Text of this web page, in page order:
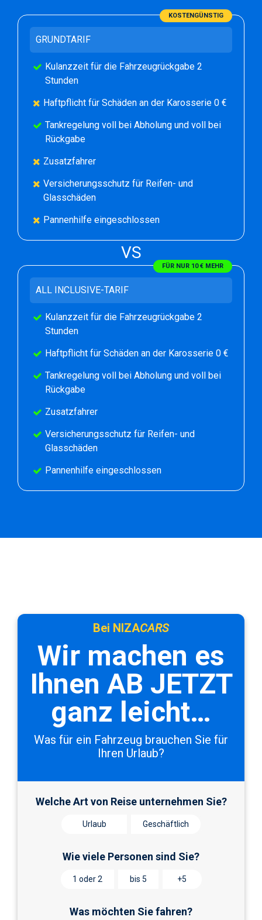
KOSTENGÜNSTIG
GRUNDTARIF
Kulanzzeit für die Fahrzeugrückgabe 2
Stunden
Haftpflicht für Schäden an der Karosserie 0 €
Tankregelung voll bei Abholung und voll bei
Rückgabe
Zusatzfahrer
Versicherungsschutz für Reifen- und
Glasschäden
Pannenhilfe eingeschlossen
VS
FÜR NUR 10 € MEHR
ALL INCLUSIVE-TARIF
Kulanzzeit für die Fahrzeugrückgabe 2
Stunden
Haftpflicht für Schäden an der Karosserie 0 €
Tankregelung voll bei Abholung und voll bei
Rückgabe
Zusatzfahrer
Versicherungsschutz für Reifen- und
Glasschäden
Pannenhilfe eingeschlossen
Bei NIZACARS
Wir machen es
Ihnen AB JETZT
ganz leicht…
Was für ein Fahrzeug brauchen Sie für
Ihren Urlaub?
Welche Art von Reise unternehmen Sie?
Urlaub Geschäftlich
Wie viele Personen sind Sie?
1 oder 2 bis 5 +5
Was möchten Sie fahren?